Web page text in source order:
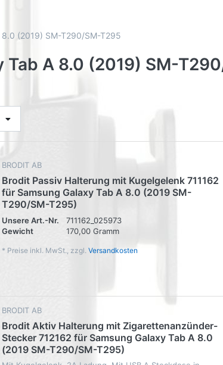
8.0 (2019) SM-T290/SM-T295
Tab A 8.0 (2019) SM-
BRODIT AB
Brodit Passiv Halterung mit Kugelgelenk 711162
für Samsung Galaxy Tab A 8.0 (2019 SM-
T290/SM-T295)
Unsere Art.-Nr.
711162_025973
Gewicht
170,00 Gramm
* Preise inkl. MwSt., zzgl. Versandkosten
BRODIT AB
Brodit Aktiv Halterung mit Zigarettenanzünder-
Stecker 712162 für Samsung Galaxy Tab A 8.0
(2019 SM-T290/SM-T295)